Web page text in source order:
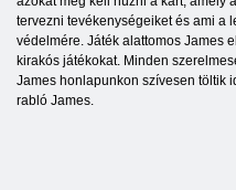
tervezni tevékenységeiket és ami a
védelmére. Játék alattomos James
kirakós játékokat. Minden
James honlapunkon szívesen töltik
rabló James.